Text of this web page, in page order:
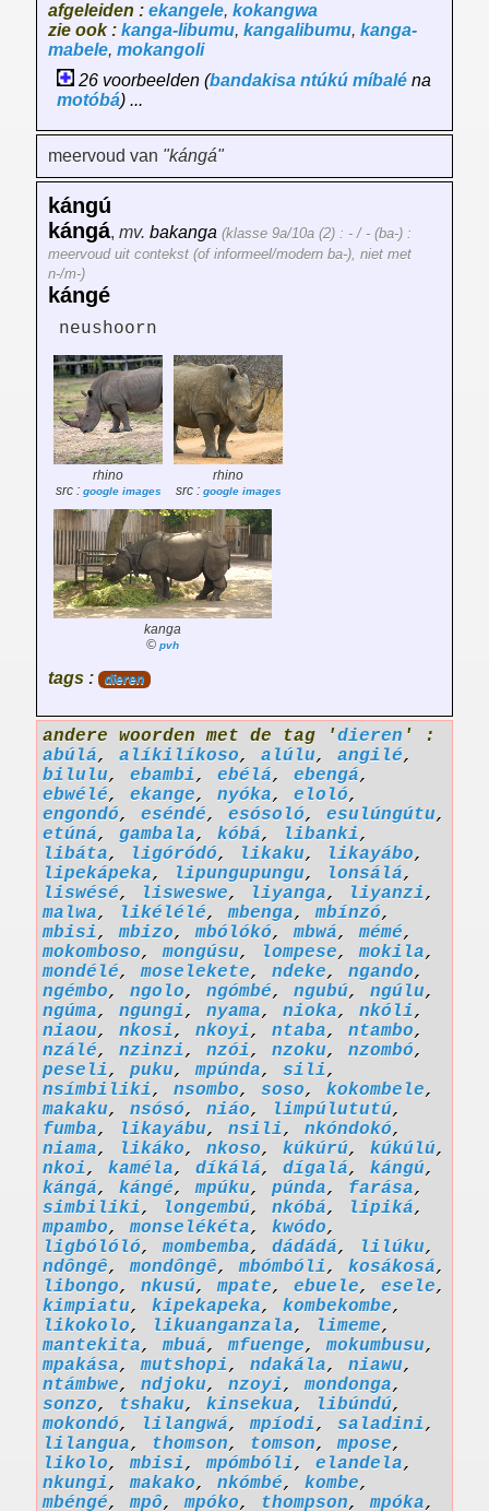
afgeleiden : ekangele, kokangwa
zie ook : kanga-libumu, kangalibumu, kanga-
mabele, mokangoli
26 voorbeelden (bandakisa ntúkú míbalé na
motóbá) ...
meervoud van "kángá"
kángú
kángá, mv. bakanga (klasse 9a/10a (2) : - / - (ba-) :
meervoud uit contekst (of informeel/modern ba-), niet met
n-/m-)
kángé
neushoorn
rhino
src : google images
rhino
src : google images
kanga
© pvh
tags : dieren
andere woorden met de tag 'dieren ' :
abúlá, alíkilíkoso, alúlu, angilé,
bilulu, ebambi, ebélá, ebengá,
ebwélé, ekange, nyóka, eloló,
engondó, eséndé, esósoló, esulúngútu,
etúná, gambala, kóbá, libanki,
libáta, ligóródó, likaku, likayábo,
lipekápeka, lipungupungu, lonsálá,
liswésé, lisweswe, liyanga, liyanzi,
malwa, likélélé,mbenga,mbínzó,
mbisi,mbizo,mbólókó,mbwá,mémé,
mokomboso,mongúsu, lompese,mokila,
mondélé,moselekete, ndeke, ngando,
ngémbo, ngolo, ngómbé, ngubú, ngúlu,
ngúma, ngungi, nyama, nioka, nkóli,
niaou, nkosi, nkoyi, ntaba, ntambo,
nzálé, nzinzi, nzói, nzoku, nzombó,
peseli, puku,mpúnda, sili,
nsímbiliki, nsombo, soso, kokombele,
makaku, nsósó, niáo, limpúlututú,
fumba, likayábu, nsili, nkóndokó,
niama, likáko, nkoso, kúkúrú, kúkúlú,
nkoi, kaméla, díkálá, dígalá, kángú,
kángá, kángé,mpúku, púnda, farása,
simbiliki, longembú, nkóbá, lipiká,
mpambo,monselékéta, kwódo,
ligbólóló,mombemba, dádádá, lilúku,
ndôngê,mondôngê,mbómbóli, kosákosá,
libongo, nkusú,mpate, ebuele, esele,
kimpiatu, kipekapeka, kombekombe,
likokolo, likuanganzala, limeme,
mantekita,mbuá,mfuenge,mokumbusu,
mpakása,mutshopi, ndakála, niawu,
ntámbwe, ndjoku, nzoyi,mondonga,
sonzo, tshaku, kinsekua, libúndú,
mokondó, lilangwá,mpíodi, saladini,
lilangua, thomson, tomson,mpose,
likolo,mbisi,mpómbóli, elandela,
nkungi,makako, nkómbé, kombe,
mbéngé,mpô,mpóko, thompson,mpóka,